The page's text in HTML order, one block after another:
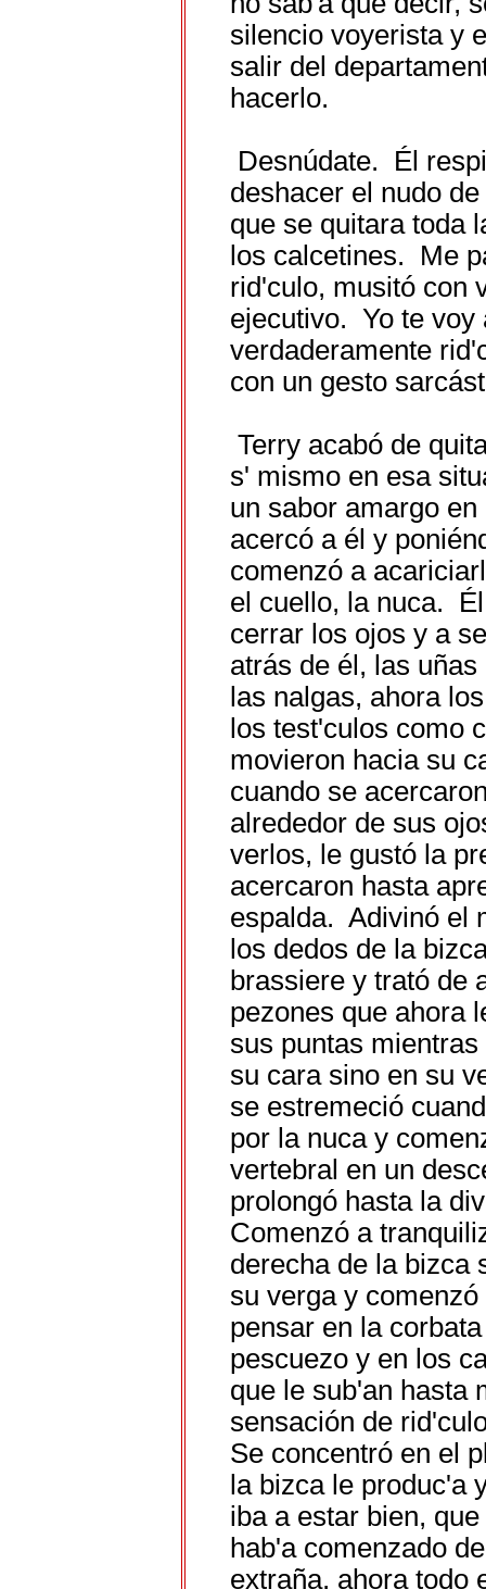
silencio voyerista y
salir del
hacerlo.
Desnúdate. Él
deshacer el nudo
que se quitara toda
los calcetines. Me
rid'culo, musitó con
ejecutivo. Yo te voy
verdaderamente
con un gesto
Terry acabó de
s' mismo en esa
un sabor amargo
acercó a él y
comenzó a
el cuello, la nuca.
cerrar los ojos y a
atrás de él, las
las nalgas, ahora
los test'culos como
movieron hacia su
cuando se
alrededor de sus
verlos, le gustó la
acercaron hasta
espalda. Adivinó el
los dedos de la
brassiere y trató de
pezones que ahora
sus puntas
su cara sino en su
se estremeció
por la nuca y
vertebral en un
prolongó hasta la
Comenzó a
derecha de la bizca
su verga y
pensar en la
pescuezo y en los
que le sub'an hasta
sensación de
Se concentró en el
la bizca le produc'a
iba a estar bien,
hab'a comenzado
extraña, ahora todo